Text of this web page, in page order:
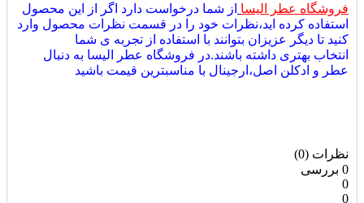
فروشگاه عطر الیسا از شما درخواست دارد اگر از این محصول
استفاده کرده اید،نظرات خود را در قسمت نظرات محصول وارد
کنید تا دیگر عزیزان بتوانند با استفاده از تجربه ی شما
انتخاب بهتری داشته باشند.در فروشگاه عطر الیسا به دنبال
عطر و ادکلن اصل،ارجینال با مناسبترین قیمت باشید
نظرات (0)
0 بررسی
0
0